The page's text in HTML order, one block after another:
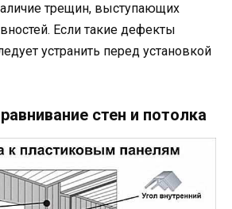
трещин, выступающих
Если такие дефекты
устранить перед установкой
стен и потолка